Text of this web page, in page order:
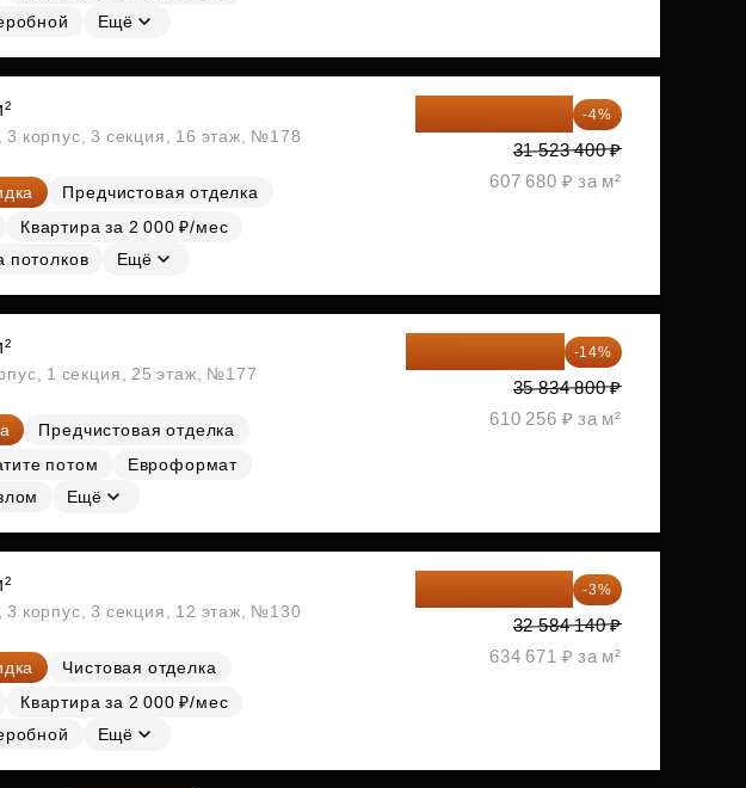
Ещё
корпус, 3 секция, 16 этаж, №178
Предчистовая отделка
Квартира за 2 000 ₽/мес
потолков
Ещё
30 262 464 ₽ -4%
31 523 400 ₽
607 680 ₽ за м²
1 секция, 25 этаж, №177
Предчистовая отделка
потом
Евроформат
Ещё
-14%
35 834 800 ₽
610 256 ₽ за м²
корпус, 3 секция, 12 этаж, №130
Чистовая отделка
Квартира за 2 000 ₽/мес
Ещё
31 606 616 ₽ -3%
32 584 140 ₽
634 671 ₽ за м²